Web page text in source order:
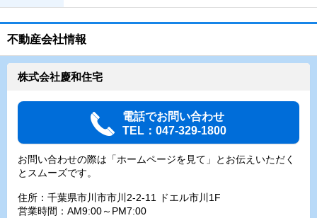
不動産会社情報
株式会社慶和住宅
電話でお問い合わせ
TEL：047-329-1800
お問い合わせの際は「ホームページを見て」とお伝えいただく
とスムーズです。
住所：千葉県市川市市川2-2-11 ドエル市川1F
営業時間：AM9:00～PM7:00